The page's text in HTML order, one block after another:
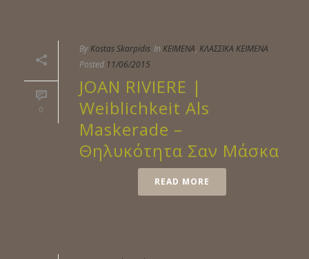
0
ByKostas Skarpidis In ΚΕΙΜΕΝΑ, ΚΛΑΣΣΙΚΑ ΚΕΙΜΕΝΑ
Posted 11/06/2015
JOAN RIVIERE |
Weiblichkeit Als
Maskerade –
Θηλυκότητα Σαν Μάσκα
READ MORE